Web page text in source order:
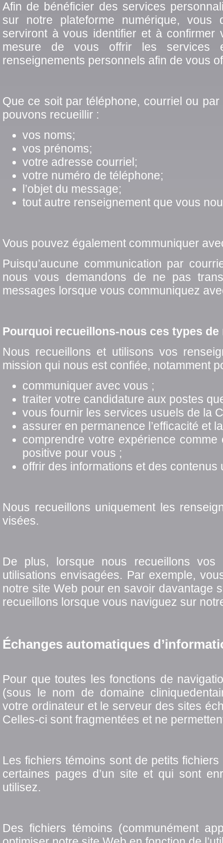
Afin de bénéficier des services
sur notre plateforme numérique, vous
serviront à vous identifier et à
mesure de vous offrir les services
renseignements personnels afin de vous
Que ce soit par téléphone, courriel ou
pouvons recueillir :
vos noms;
vos prénoms;
votre adresse courriel;
votre numéro de téléphone;
l’objet du message;
tout autre renseignement que vous
Vous pouvez également communiquer
Puisqu’aucune communication par
nous vous demandons de ne pas
messages lorsque vous communiquez
Pourquoi recueillons-nous ces types
Nous recueillons et utilisons vos
mission qui nous est confiée, notamment
communiquer avec vous ;
traiter votre candidature aux postes
vous fournir les services usuels de la
assurer en permanence l’efficacité et
comprendre votre expérience
positive pour vous ;
offrir des informations et des
Nous recueillons uniquement les
visées.
De plus, lorsque nous recueillons vos
utilisations envisagées. Par exemple,
notre site Web pour en savoir davantage
recueillons lorsque vous naviguez sur
Échanges automatiques
Pour que toutes les fonctions de
(sous le nom de domaine
votre ordinateur et le serveur des sites
Celles-ci sont fragmentées et ne
Les fichiers témoins sont de petits
certaines pages d’un site et qui sont
utilisez.
Des fichiers témoins (communément